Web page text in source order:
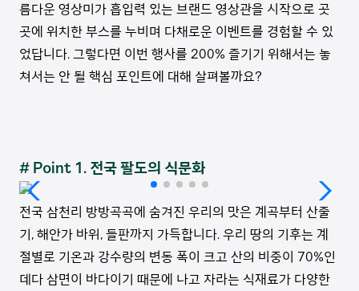
름다운 영상미가 흡입력 있는 브랜드 영상관을 시작으로 곳
곳에 위치한 부스를 누비며 다채로운 이벤트를 경험할 수 있
었답니다. 그렇다면 이번 행사를 200% 즐기기 위해서는 놓
쳐서는 안 될 핵심 포인트에 대해 살펴볼까요?
# Point 1. 전국 팔도의 식문화
전국 삼천리 방방곡곡에 숨겨진 우리의 맛은 계곡부터 산줄
기, 해안가 바위, 들판까지 가득합니다. 우리 땅의 기후는 계
절별로 기온과 강수량의 변동 폭이 크고 산의 비중이 70%인
데다 삼면이 바다이기 때문에 나고 자라는 식재료가 다양한